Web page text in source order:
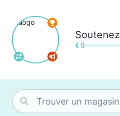
Soutenez
€ 0